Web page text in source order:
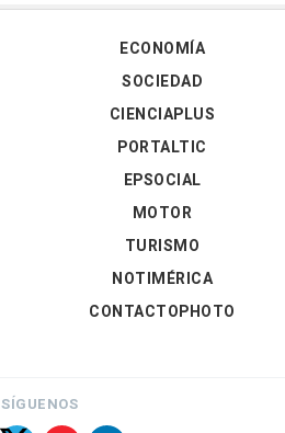
ECONOMÍA
SOCIEDAD
CIENCIAPLUS
PORTALTIC
EPSOCIAL
MOTOR
TURISMO
NOTIMÉRICA
CONTACTOPHOTO
SÍGUENOS